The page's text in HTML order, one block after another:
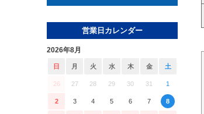
営業日カレンダー
2026年8月
日 月 火 水 木 金 土
26 27 28 29 30 31 1
2 3 4 5 6 7 8